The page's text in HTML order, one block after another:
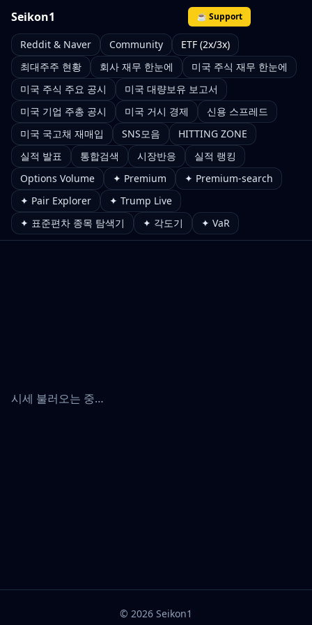
Seikon1 ☕ Support
Reddit & Naver Community
ETF (2x/3x)
최대주주 현황
회사 재무 한눈에
미국 주식 재무 한눈에
미국 주식 주요 공시
미국 대량보유 보고서
미국 기업 주총 공시
미국 거시 경제
신용 스프레드
미국 국고채 재매입
SNS모음
HITTING ZONE
실적 발표
통합검색 시장반응
실적 랭킹
Options Volume
✦ Premium
✦ Premium-search
✦ Pair Explorer
✦ Trump Live
✦ 표준편차 종목 탐색기
✦ 각도기 ✦ VaR
시세 불러오는 중…
© 2026 Seikon1